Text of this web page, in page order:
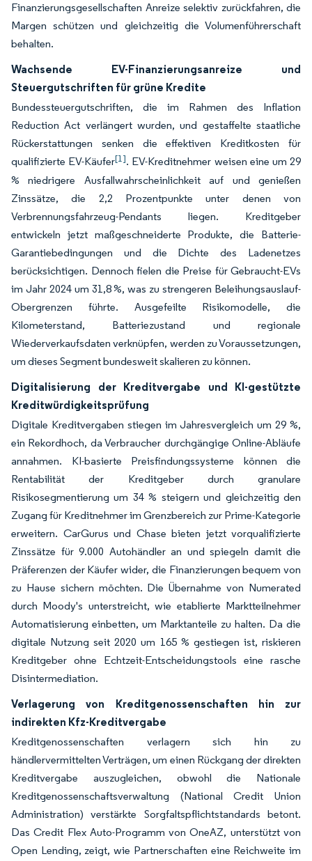
Finanzierungsgesellschaften Anreize selektiv zurückfahren, die
Margen schützen und gleichzeitig die Volumenführerschaft
behalten.
Wachsende EV-Finanzierungsanreize und
Steuergutschriften für grüne Kredite
Bundessteuergutschriften, die im Rahmen des Inflation
Reduction Act verlängert wurden, und gestaffelte staatliche
Rückerstattungen senken die effektiven Kreditkosten für
qualifizierte EV-Käufer[1]. EV-Kreditnehmer weisen eine um 29
% niedrigere Ausfallwahrscheinlichkeit auf und genießen
Zinssätze, die 2,2 Prozentpunkte unter denen von
Verbrennungsfahrzeug-Pendants liegen. Kreditgeber
entwickeln jetzt maßgeschneiderte Produkte, die Batterie-
Garantiebedingungen und die Dichte des Ladenetzes
berücksichtigen. Dennoch fielen die Preise für Gebraucht-EVs
im Jahr 2024 um 31,8 %, was zu strengeren Beleihungsauslauf-
Obergrenzen führte. Ausgefeilte Risikomodelle, die
Kilometerstand, Batteriezustand und regionale
Wiederverkaufsdaten verknüpfen, werden zu Voraussetzungen,
um dieses Segment bundesweit skalieren zu können.
Digitalisierung der Kreditvergabe und KI-gestützte
Kreditwürdigkeitsprüfung
Digitale Kreditvergaben stiegen im Jahresvergleich um 29 %,
ein Rekordhoch, da Verbraucher durchgängige Online-Abläufe
annahmen. KI-basierte Preisfindungssysteme können die
Rentabilität der Kreditgeber durch granulare
Risikosegmentierung um 34 % steigern und gleichzeitig den
Zugang für Kreditnehmer im Grenzbereich zur Prime-Kategorie
erweitern. CarGurus und Chase bieten jetzt vorqualifizierte
Zinssätze für 9.000 Autohändler an und spiegeln damit die
Präferenzen der Käufer wider, die Finanzierungen bequem von
zu Hause sichern möchten. Die Übernahme von Numerated
durch Moody's unterstreicht, wie etablierte Marktteilnehmer
Automatisierung einbetten, um Marktanteile zu halten. Da die
digitale Nutzung seit 2020 um 165 % gestiegen ist, riskieren
Kreditgeber ohne Echtzeit-Entscheidungstools eine rasche
Disintermediation.
Verlagerung von Kreditgenossenschaften hin zur
indirekten Kfz-Kreditvergabe
Kreditgenossenschaften verlagern sich hin zu
händlervermittelten Verträgen, um einen Rückgang der direkten
Kreditvergabe auszugleichen, obwohl die Nationale
Kreditgenossenschaftsverwaltung (National Credit Union
Administration) verstärkte Sorgfaltspflichtstandards betont.
Das Credit Flex Auto-Programm von OneAZ, unterstützt von
Open Lending, zeigt, wie Partnerschaften eine Reichweite im